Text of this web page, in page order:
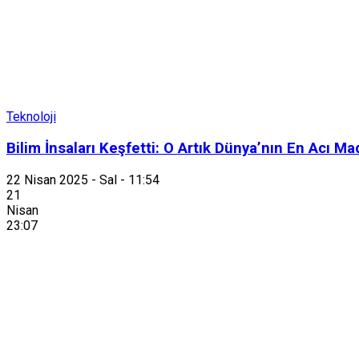
Teknoloji
Bilim İnsaları Keşfetti: O Artık Dünya’nın En Acı
22 Nisan 2025 - Sal - 11:54
21
Nisan
23:07